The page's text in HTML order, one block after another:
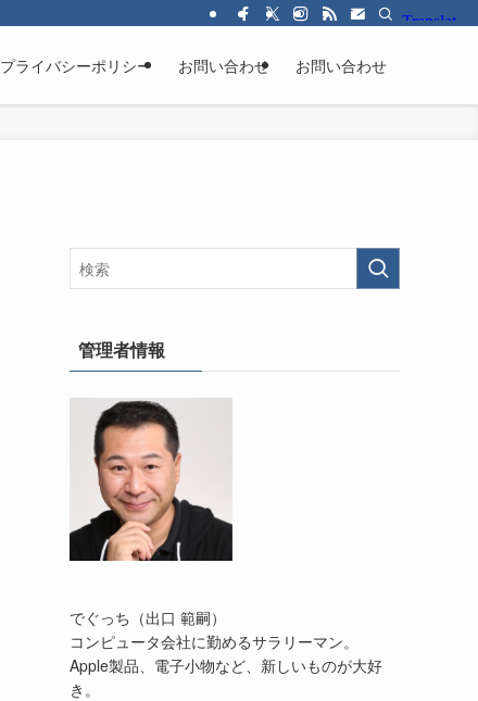
プライバシーポリシー お問い合わせ お問い合わせ
管理者情報
でぐっち（出口 範嗣）
コンピュータ会社に勤めるサラリーマン。
Apple製品、電子小物など、新しいものが大好
き。